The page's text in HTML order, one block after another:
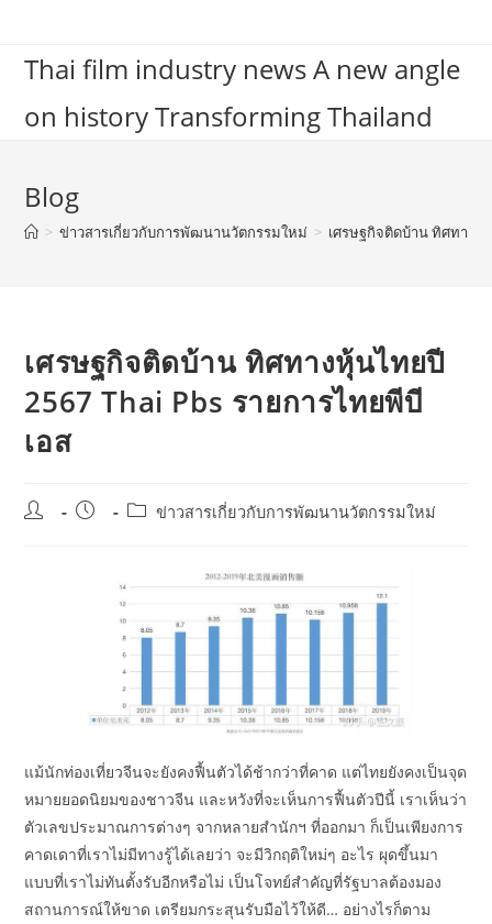
contentThai film industry news A new angle
on history Transforming Thailand
Blog
> ข่าวสารเกี่ยวกับการพัฒนานวัตกรรมใหม่ > เศรษฐกิจติดบ้าน ทิศทางหุ้
เศรษฐกิจติดบ้าน ทิศทางหุ้นไทยปี
2567 Thai Pbs รายการไทยพีบี
เอส
Post
Post
Postข่าวสารเกี่ยวกับการพัฒนานวัตกรรมใหม่
แม้นักท่องเที่ยวจีนจะยังคงฟื้นตัวได้ช้ากว่าที่คาด แต่ไทยยังคงเป็นจุด
หมายยอดนิยมของชาวจีน และหวังที่จะเห็นการฟื้นตัวปีนี้ เราเห็นว่า
ตัวเลขประมาณการต่างๆ จากหลายสำนักฯ ที่ออกมา ก็เป็นเพียงการ
คาดเดาที่เราไม่มีทางรู้ได้เลยว่า จะมีวิกฤติใหม่ๆ อะไร ผุดขึ้นมา
แบบที่เราไม่ทันตั้งรับอีกหรือไม่ เป็นโจทย์สำคัญที่รัฐบาลต้องมอง
สถานการณ์ให้ขาด เตรียมกระสุนรับมือไว้ให้ดี… อย่างไรก็ตาม